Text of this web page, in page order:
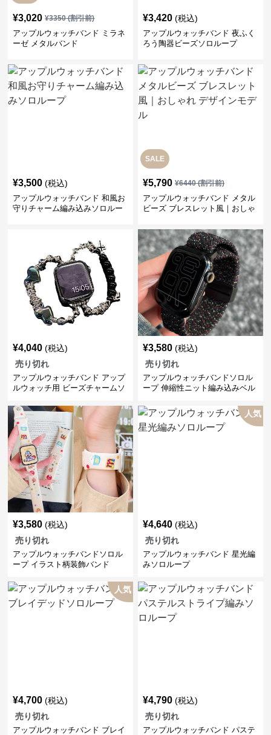
¥3,020 ¥3350(割引前)
アップルウォッチバンド ミラネ
ーゼ メタルバンド
¥3,420 (税込)
アップルウォッチバンド 夜ふく
ろう陶器ビーズソロループ
¥3,500 (税込)
アップルウォッチバンド 和風お
守りチャーム編み込みソロルー
SALE
¥5,790 ¥6440(割引前)
アップルウォッチバンド メタル
ビーズ ブレスレット風｜おしゃ
¥4,040 (税込)
売り切れ
アップルウォッチバンド アップ
ルウォッチ用 ビーズチャームソ
¥3,580 (税込)
売り切れ
アップルウォッチバンドソロル
ープ 伸縮性ニット編み込みベル
¥3,580 (税込)
売り切れ
アップルウォッチバンドソロル
ープ イラスト柄装飾バンド
人気
¥4,640 (税込)
売り切れ
アップルウォッチバンド 星光編
みソロループ
人気
¥4,700 (税込)
売り切れ
アップルウォッチバンド ブレイ
¥4,790 (税込)
売り切れ
アップルウォッチバンド パステ